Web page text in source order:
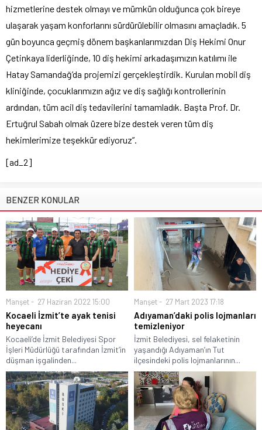
hizmetlerine destek olmayı ve mümkün olduğunca çok bireye
ulaşarak yaşam konforlarını sürdürülebilir olmasını amaçladık. 5
gün boyunca geçmiş dönem başkanlarımızdan Diş Hekimi Onur
Çetinkaya liderliğinde, 10 diş hekimi arkadaşımızın katılımı ile
Hatay Samandağ’da projemizi gerçekleştirdik. Kurulan mobil diş
kliniğinde, çocuklarımızın ağız ve diş sağlığı kontrollerinin
ardından, tüm acil diş tedavilerini tamamladık. Başta Prof. Dr.
Ertuğrul Sabah olmak üzere bize destek veren tüm diş
hekimlerimize teşekkür ediyoruz”.
[ad_2]
BENZER KONULAR
Manşet 27 Haziran 2022 15:00
Kocaeli İzmit’te ayak tenisi
heyecanı
Kocaeli’de İzmit Belediyesi Spor
İşleri Müdürlüğü tarafından İzmit’in
düşman işgalinden...
Manşet 27 Mart 2023 17:18
Adıyaman’daki polis lojmanları
temizleniyor
İzmit Belediyesi, sel felaketinin
yaşandığı Adıyaman’ın Tut
ilçesindeki polis lojmanlarının...